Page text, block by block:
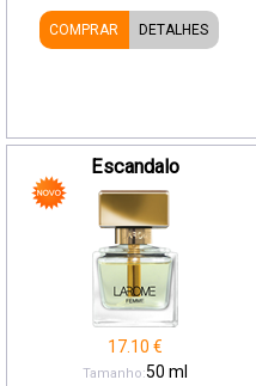
COMPRAR DETALHES
Escandalo
17.10 €
Tamanho:50 ml